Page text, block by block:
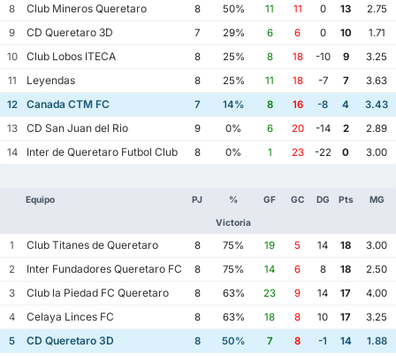
8
Club Mineros Queretaro 8 50% 11 11 0 13
2.75
9
CD Queretaro 3D 7 29% 6 6 0 10
1.71
10
Club Lobos ITECA 8 25% 8 18 -10 9
3.25
11
Leyendas 8 25% 11 18 -7 7
3.63
12
Canada CTM FC 7 14% 8 16 -8 4
3.43
13
CD San Juan del Rio 9 0% 6 20 -14 2
2.89
14
Inter de Queretaro Futbol Club 8 0% 1 23 -22 0 3.00
Equipo PJ %
Victoria
GF GC DG Pts MG
1 Club Titanes de Queretaro 8 75% 19 5 14 18
3.00
2
Inter Fundadores Queretaro FC 8 75% 14 6 8 18
2.50
3
Club la Piedad FC Queretaro 8 63% 23 9 14 17
4.00
4
Celaya Linces FC 8 63% 18 8 10 17
3.25
5
CD Queretaro 3D 8 50% 7 8 -1 14
1.88